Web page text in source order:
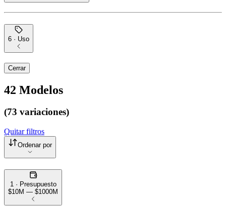
6 · Uso
Cerrar
42 Modelos
(73 variaciones)
Quitar filtros
Ordenar por
1 · Presupuesto
$10M — $1000M